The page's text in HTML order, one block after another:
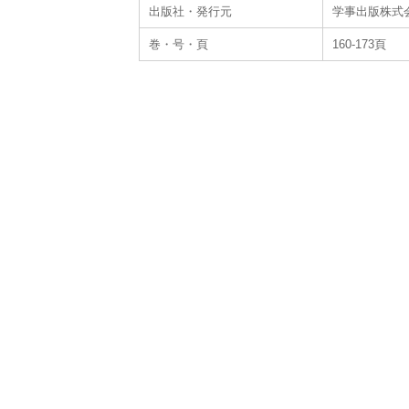
出版社・発行元 学事出版株式
巻・号・頁 160-173頁